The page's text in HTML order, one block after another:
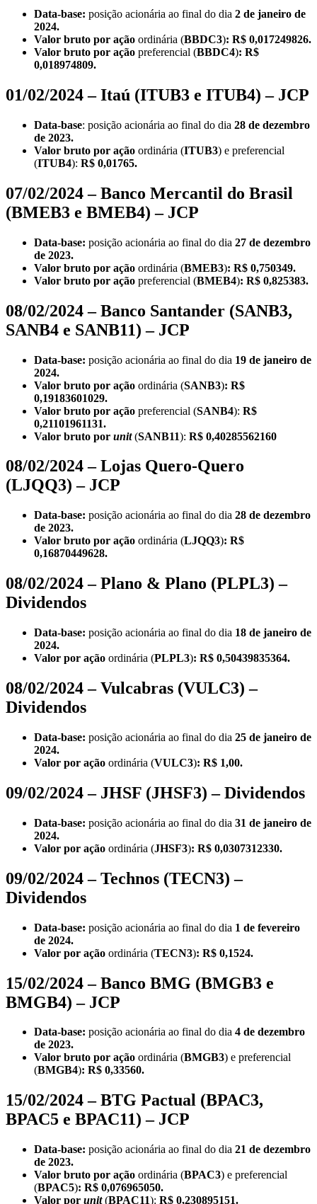
Data-base: posição acionária ao final do dia 2 de janeiro de
2024.
Valor bruto por ação ordinária (BBDC3): R$ 0,017249826.
Valor bruto por ação preferencial (BBDC4): R$
0,018974809.
01/02/2024 – Itaú (ITUB3 e ITUB4) – JCP
Data-base: posição acionária ao final do dia 28 de dezembro
de 2023.
Valor bruto por ação ordinária (ITUB3) e preferencial
(ITUB4): R$ 0,01765.
07/02/2024 – Banco Mercantil do Brasil
(BMEB3 e BMEB4) – JCP
Data-base: posição acionária ao final do dia 27 de dezembro
de 2023.
Valor bruto por ação ordinária (BMEB3): R$ 0,750349.
Valor bruto por ação preferencial (BMEB4): R$ 0,825383.
08/02/2024 – Banco Santander (SANB3,
SANB4 e SANB11) – JCP
Data-base: posição acionária ao final do dia 19 de janeiro de
2024.
Valor bruto por ação ordinária (SANB3): R$
0,19183601029.
Valor bruto por ação preferencial (SANB4): R$
0,21101961131.
Valor bruto por unit (SANB11): R$ 0,40285562160
08/02/2024 – Lojas Quero-Quero
(LJQQ3) – JCP
Data-base: posição acionária ao final do dia 28 de dezembro
de 2023.
Valor bruto por ação ordinária (LJQQ3): R$
0,16870449628.
08/02/2024 – Plano & Plano (PLPL3) –
Dividendos
Data-base: posição acionária ao final do dia 18 de janeiro de
2024.
Valor por ação ordinária (PLPL3): R$ 0,50439835364.
08/02/2024 – Vulcabras (VULC3) –
Dividendos
Data-base: posição acionária ao final do dia 25 de janeiro de
2024.
Valor por ação ordinária (VULC3): R$ 1,00.
09/02/2024 – JHSF (JHSF3) – Dividendos
Data-base: posição acionária ao final do dia 31 de janeiro de
2024.
Valor por ação ordinária (JHSF3): R$ 0,0307312330.
09/02/2024 – Technos (TECN3) –
Dividendos
Data-base: posição acionária ao final do dia 1 de fevereiro
de 2024.
Valor por ação ordinária (TECN3): R$ 0,1524.
15/02/2024 – Banco BMG (BMGB3 e
BMGB4) – JCP
Data-base: posição acionária ao final do dia 4 de dezembro
de 2023.
Valor bruto por ação ordinária (BMGB3) e preferencial
(BMGB4): R$ 0,33560.
15/02/2024 – BTG Pactual (BPAC3,
BPAC5 e BPAC11) – JCP
Data-base: posição acionária ao final do dia 21 de dezembro
de 2023.
Valor bruto por ação ordinária (BPAC3) e preferencial
(BPAC5): R$ 0,076965050.
Valor por unit(BPAC11): R$ 0,230895151.